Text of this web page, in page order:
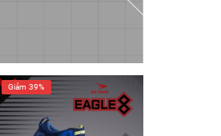
Giảm 39%